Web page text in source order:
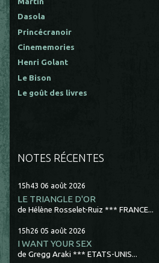
Dasola
Princécranoir
Cinememories
Henri Golant
Le Bison
Le goût des livres
NOTES RÉCENTES
15h43 06 août 2026
LE TRIANGLE D'OR
de Hélène Rosselet-Ruiz *** FRANCE...
15h26 05 août 2026
I WANT YOUR SEX
de Gregg Araki *** ETATS-UNIS...